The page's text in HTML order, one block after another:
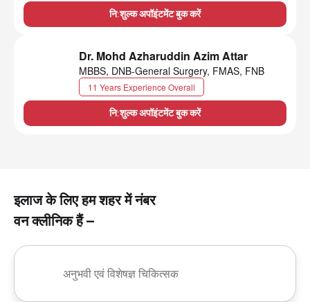
नि:शुल्क अपॉइंटमेंट बुक करें
Dr. Mohd Azharuddin Azim Attar
MBBS, DNB-General Surgery, FMAS, FNB
11 Years Experience Overall
नि:शुल्क अपॉइंटमेंट बुक करें
इलाज के लिए हम शहर में नंबर
वन क्लीनिक हैं –
अनुभवी एवं विशेषज्ञ चिकित्सक